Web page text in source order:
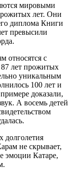
мировыми
лет. Они
диплома Книги
превысили
относятся с
лет прожитых
уникальным
100 лет и
доказали,
А восемь детей
долголетия
не скрывает,
эмоции Катаре,